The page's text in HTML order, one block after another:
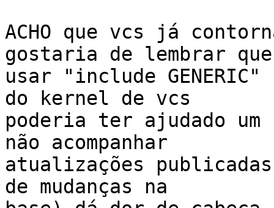
ACHO que vcs já
gostaria de lembrar que
usar "include
do kernel de vcs
poderia ter ajudado
não acompanhar
atualizações publicadas
de mudanças na